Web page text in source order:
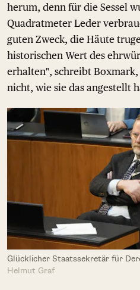
herum, denn für die Sessel
Quadratmeter Leder
guten Zweck, die Häute
historischen Wert des
erhalten", schreibt
nicht, wie sie das angestellt
Glücklicher Staatssekretär für
Helmut Graf